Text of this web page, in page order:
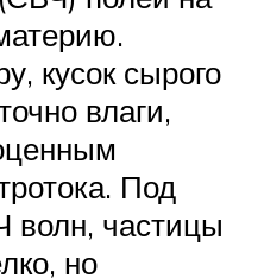
кусок сырого
влаги,
Под
волн, частицы
но